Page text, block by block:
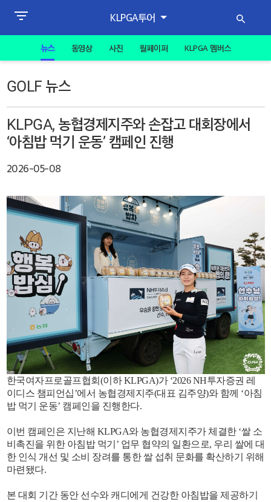
KLPGA투어
뉴스 동영상 사진 월페이퍼 KLPGA 멤버스
GOLF 뉴스
KLPGA, 농협경제지주와 손잡고 대회장에서
‘아침밥 먹기 운동’ 캠페인 진행
2026-05-08
한국여자프로골프협회(이하 KLPGA)가 ‘2026 NH투자증권 레
이디스 챔피언십’에서 농협경제지주(대표 김주양)와 함께 ‘아침
밥 먹기 운동’ 캠페인을 진행한다.
이번 캠페인은 지난해 KLPGA와 농협경제지주가 체결한 ‘쌀 소
비촉진을 위한 아침밥 먹기’ 업무 협약의 일환으로, 우리 쌀에 대
한 인식 개선 및 소비 장려를 통한 쌀 섭취 문화를 확산하기 위해
마련됐다.
본 대회 기간 동안 선수와 캐디에게 건강한 아침밥을 제공하기